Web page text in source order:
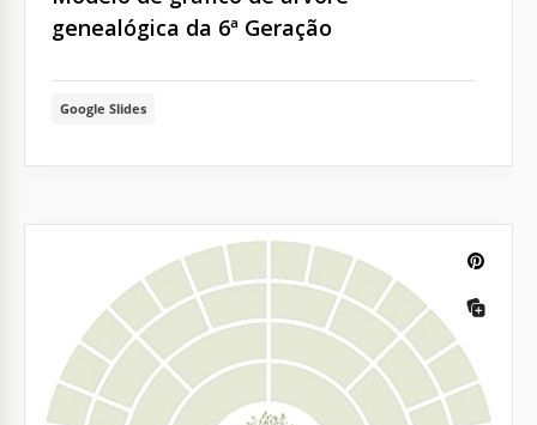
genealógica da 6ª Geração
Google Slides